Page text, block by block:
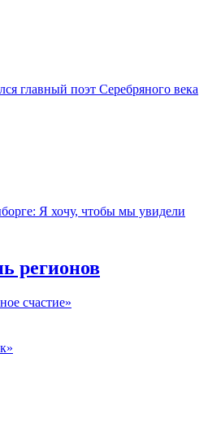
главный поэт Серебряного века
Я хочу, чтобы мы увидели
регионов
счастие»